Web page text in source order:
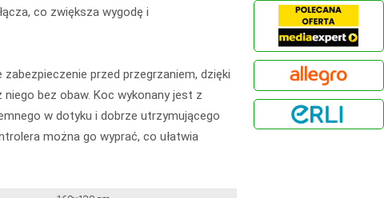
co zwiększa wygodę i
przed przegrzaniem, dzięki
bez obaw. Koc wykonany jest z
w dotyku i dobrze utrzymującego
można go wyprać, co ułatwia